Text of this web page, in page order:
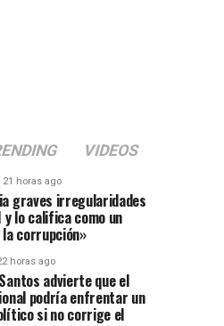
VIDEOS
21 horas ago
graves irregularidades
y lo califica como un
corrupción»
horas ago
advierte que el
podría enfrentar un
si no corrige el